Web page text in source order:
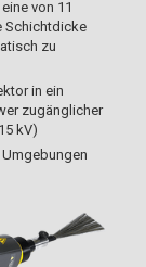
von 11
Schichtdicke
zu
in ein
zugänglicher
kV)